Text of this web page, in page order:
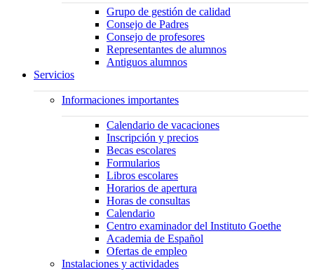
Grupo de gestión de calidad
Consejo de Padres
Consejo de profesores
Representantes de alumnos
Antiguos alumnos
Servicios
Informaciones importantes
Calendario de vacaciones
Inscripción y precios
Becas escolares
Formularios
Libros escolares
Horarios de apertura
Horas de consultas
Calendario
Centro examinador del Instituto Goethe
Academia de Español
Ofertas de empleo
Instalaciones y actividades